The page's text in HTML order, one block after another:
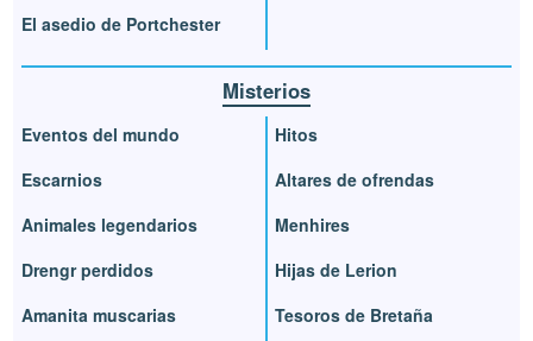
El asedio de Portchester
Misterios
Eventos del mundo
Escarnios
Animales legendarios
Drengr perdidos
Amanita muscarias
Hitos
Altares de ofrendas
Menhires
Hijas de Lerion
Tesoros de Bretaña